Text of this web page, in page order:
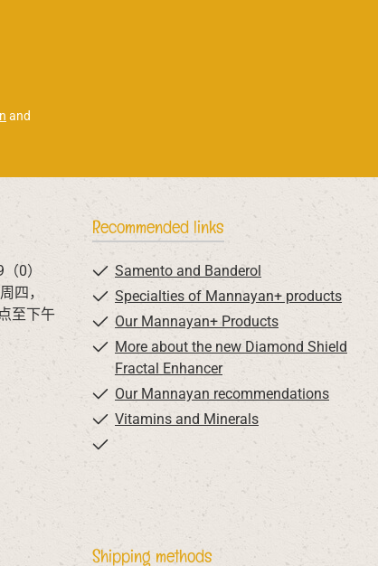
and
0）
四，
至下午
Recommended links
Samento and Banderol
Specialties of Mannayan+ products
Our Mannayan+ Products
More about the new Diamond Shield
Fractal Enhancer
Our Mannayan recommendations
Vitamins and Minerals
Shipping methods